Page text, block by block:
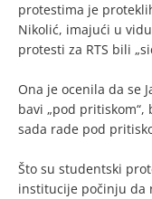
protestima je
Nikolić, imajući u
protesti za RTS bili
Ona je ocenila da se
bavi „pod
sada rade pod
Što su studentski
institucije počinju da